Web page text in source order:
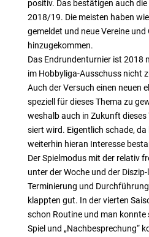
positiv. Das bestätigen auch
2018/19. Die meisten haben
gemeldet und neue Vereine
hinzugekommen.
Das Endrundenturnier ist 2018
im Hobbyliga-Ausschuss nicht
Auch der Versuch einen neuen
speziell für dieses Thema zu
weshalb auch in Zukunft
siert wird. Eigentlich schade,
weiterhin hieran Interesse
Der Spielmodus mit der relativ
unter der Woche und der
Terminierung und
klappten gut. In der vierten
schon Routine und man konnte
Spiel und „Nachbesprechung“